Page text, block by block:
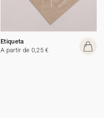
Etiqueta
A partir de 0,25 €